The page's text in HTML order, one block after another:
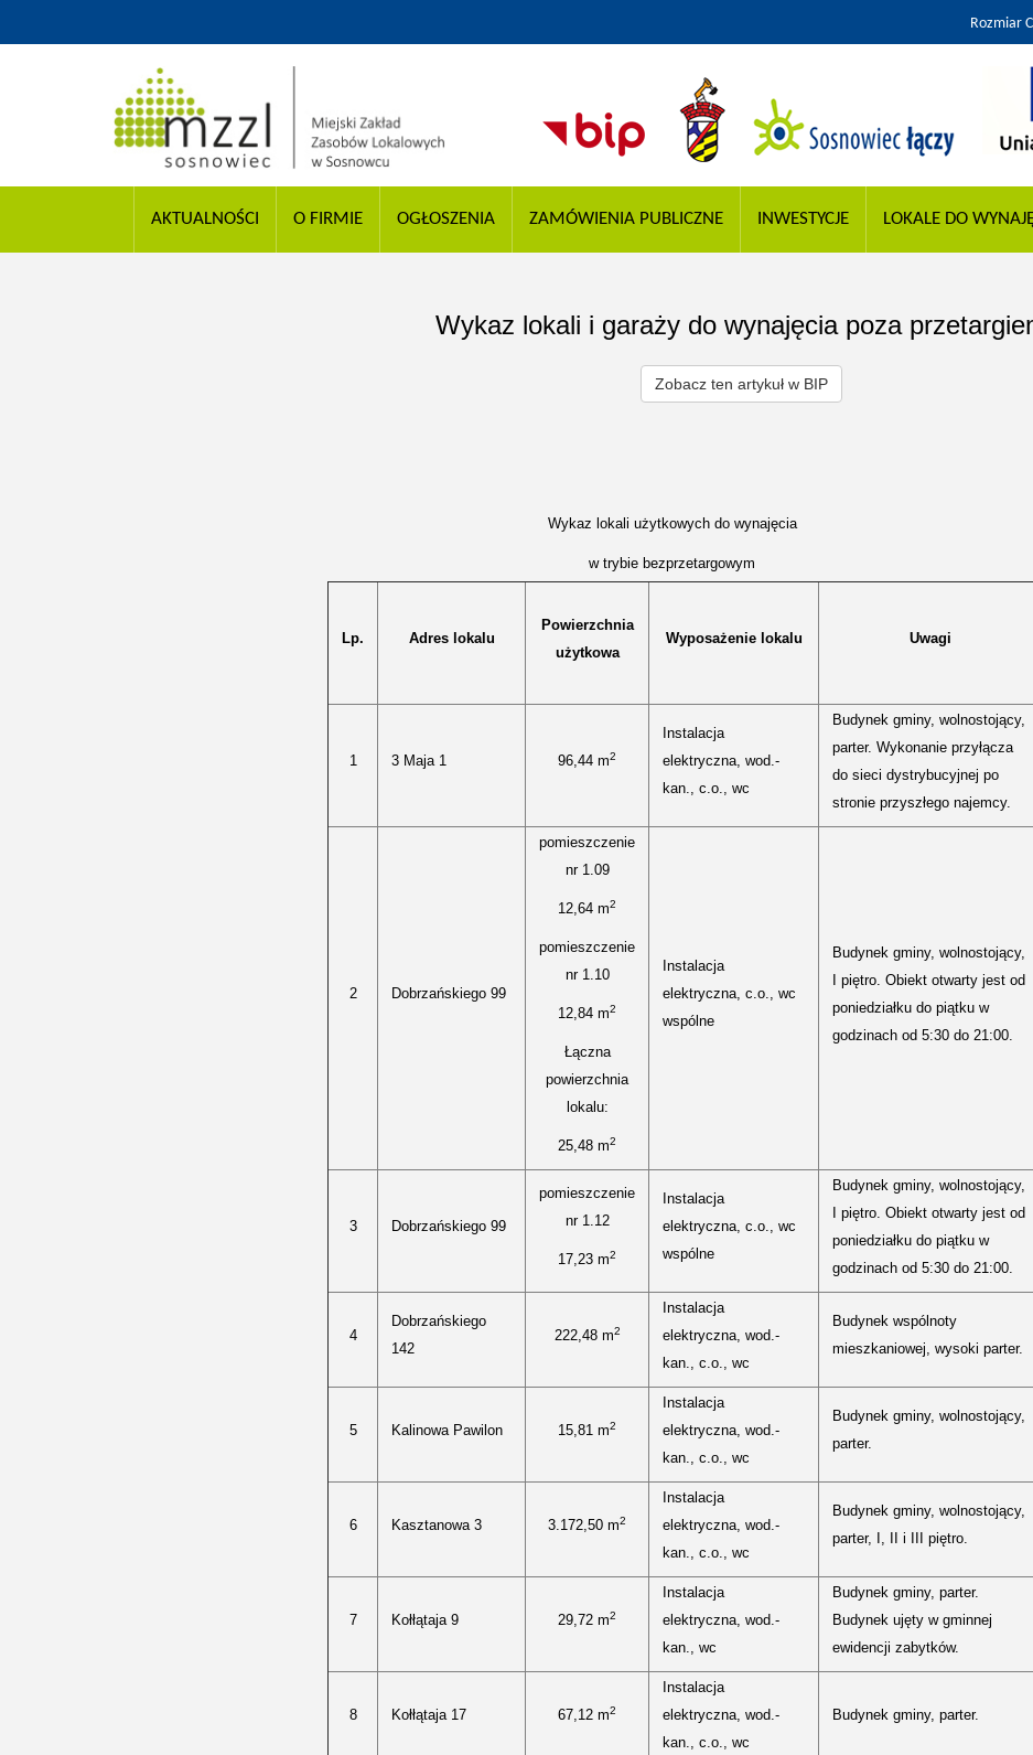
Rozmiar
AKTUALNOŚCI O FIRMIE OGŁOSZENIA ZAMÓWIENIA PUBLICZNE INWESTYCJE LOKALE DO
Wykaz lokali i garaży do wynajęcia poza
Zobacz ten artykuł w BIP
Wykaz lokali użytkowych do wynajęcia
w trybie bezprzetargowym
Lp. Adres lokalu
Powierzchnia
użytkowa
Wyposażenie lokalu Uwagi
1 3 Maja 1 96,44 m2
Instalacja
elektryczna, wod.-
kan., c.o., wc
Budynek gminy, wolnostojący,
parter. Wykonanie przyłącza
do sieci dystrybucyjnej po
stronie przyszłego najemcy.
2 Dobrzańskiego 99
pomieszczenie
nr 1.09
12,64 m2
pomieszczenie
nr 1.10
12,84 m2
Łączna
powierzchnia
lokalu:
25,48 m2
Instalacja
elektryczna, c.o., wc
wspólne
Budynek gminy, wolnostojący,
I piętro. Obiekt otwarty jest od
poniedziałku do piątku w
godzinach od 5:30 do 21:00.
3 Dobrzańskiego 99
pomieszczenie
nr 1.12
17,23 m2
Instalacja
elektryczna, c.o., wc
wspólne
Budynek gminy, wolnostojący,
I piętro. Obiekt otwarty jest od
poniedziałku do piątku w
godzinach od 5:30 do 21:00.
4
Dobrzańskiego
142
222,48 m2
Instalacja
elektryczna, wod.-
kan., c.o., wc
Budynek wspólnoty
mieszkaniowej, wysoki parter.
5 Kalinowa Pawilon 15,81 m2
Instalacja
elektryczna, wod.-
kan., c.o., wc
Budynek gminy, wolnostojący,
parter.
6 Kasztanowa 3 3.172,50 m2
Instalacja
elektryczna, wod.-
kan., c.o., wc
Budynek gminy, wolnostojący,
parter, I, II i III piętro.
7 Kołłątaja 9 29,72 m2
Instalacja
elektryczna, wod.-
kan., wc
Budynek gminy, parter.
Budynek ujęty w gminnej
ewidencji zabytków.
8 Kołłątaja 17 67,12 m2
Instalacja
elektryczna, wod.-
kan., c.o., wc
Budynek gminy, parter.